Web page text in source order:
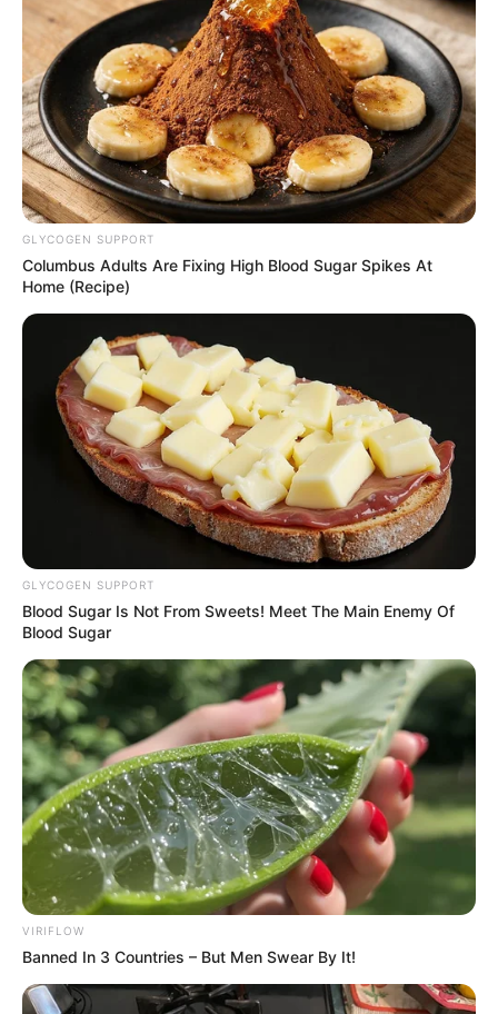
Posted
in
Friss hírek
Magyar Péter: Toroczkai László
fogja vezetni a végrehajtói
visszaéléseket vizsgáló
bizottságot
Szerző • June 4, 2026
GLYCOGEN SUPPORT
Columbus Adults Are Fixing High Blood Sugar Spikes At
Home (Recipe)
GLYCOGEN SUPPORT
Blood Sugar Is Not From Sweets! Meet The Main Enemy Of
Blood Sugar
VIRIFLOW
Banned In 3 Countries – But Men Swear By It!